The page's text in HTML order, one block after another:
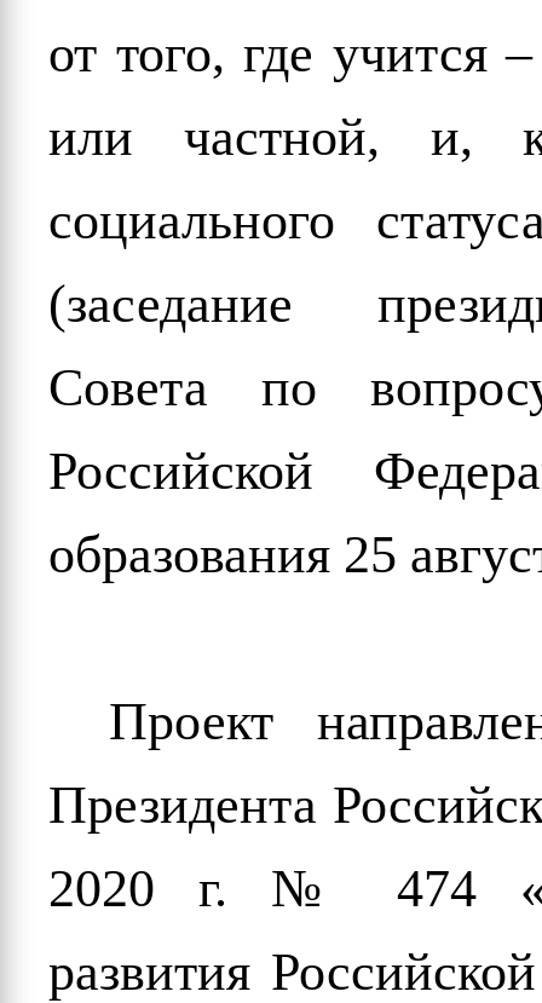
от того, где учится
или частной, и,
социального
(заседание
Совета по
Российской
образования 25
Проект
Президента
2020 г. № 474 «О
развития